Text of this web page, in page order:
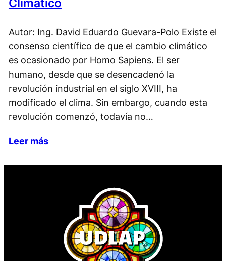
Climático
Autor: Ing. David Eduardo Guevara-Polo Existe el
consenso científico de que el cambio climático
es ocasionado por Homo Sapiens. El ser
humano, desde que se desencadenó la
revolución industrial en el siglo XVIII, ha
modificado el clima. Sin embargo, cuando esta
revolución comenzó, todavía no…
Leer más